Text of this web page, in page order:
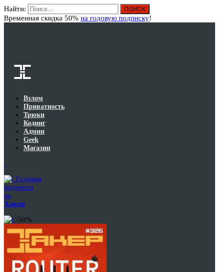
Найти:
Временная скидка 50% на годовую подписку!
Взлом
Приватность
Трюки
Кодинг
Админ
Geek
Магазин
Годовая
подписка
на
Хакер
-50%